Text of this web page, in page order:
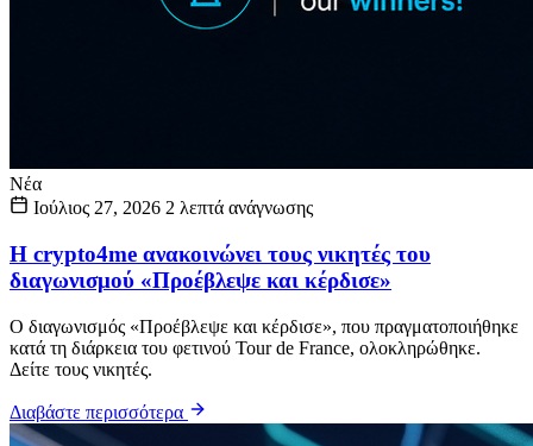
Νέα
Ιούλιος 27, 2026 2 λεπτά ανάγνωσης
Η crypto4me ανακοινώνει τους νικητές του
διαγωνισμού «Προέβλεψε και κέρδισε»
Ο διαγωνισμός «Προέβλεψε και κέρδισε», που πραγματοποιήθηκε
κατά τη διάρκεια του φετινού Tour de France, ολοκληρώθηκε.
Δείτε τους νικητές.
Διαβάστε περισσότερα